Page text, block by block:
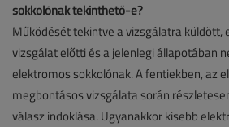
sokkolónak tekinthető-e?
Működését tekintve a vizsgálatra küldött,
vizsgálat előtti és a jelenlegi állapotában
elektromos sokkolónak. A fentiekben, az
megbontásos vizsgálata során
válasz indoklása. Ugyanakkor kisebb